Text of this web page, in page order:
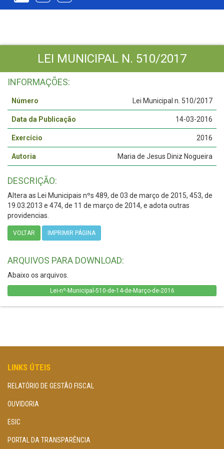
LEI MUNICIPAL N. 510/2017
INFORMAÇÕES:
Número Lei Municipal n. 510/2017
Data da Publicação 14-03-2016
Exercício 2016
Autoria Maria de Jesus Diniz Nogueira
DESCRIÇÃO:
Altera as Lei Municipais nºs 489, de 03 de março de 2015, 453, de
19.03.2013 e 474, de 11 de março de 2014, e adota outras
providencias.
VOLTAR IMPRIMIR PÁGINA
ARQUIVOS PARA DOWNLOAD:
Abaixo os arquivos.
Lei-nº-Municipal-510-de-14-de-Março-de-2016
LINKS ÚTEIS
RELATÓRIO DE GESTÃO FISCAL
OUVIDORIA
ESIC
PORTAL DA TRANSPARÊNCIA